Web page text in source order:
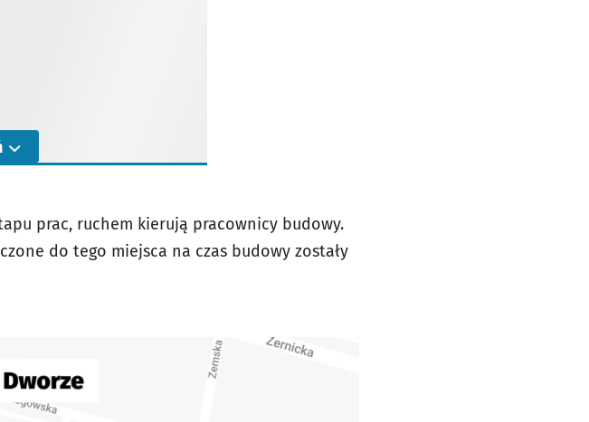
prac, ruchem kierują pracownicy budowy.
do tego miejsca na czas budowy zostały